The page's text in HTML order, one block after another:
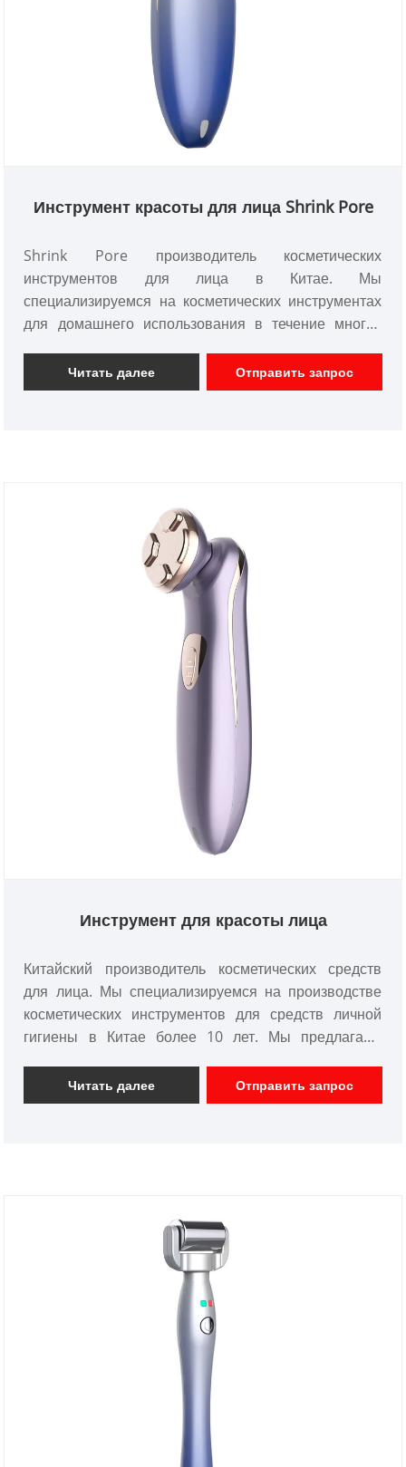
Инструмент красоты для лица Shrink Pore
Shrink Pore производитель косметических
инструментов для лица в Китае. Мы
специализируемся на косметических инструментах
для домашнего использования в течение многих
индивидуальному заказу и иметь хорошее ценовое
преимущество. Мы являемся профессиональными
Читать далее Отправить запрос
Инструмент для красоты лица
Китайский производитель косметических средств
для лица. Мы специализируемся на производстве
косметических инструментов для средств личной
гигиены в Китае более 10 лет. Мы предлагаем
домашнего использования с различными
дизайнерскими функциями и имеем хорошую
Читать далее Отправить запрос